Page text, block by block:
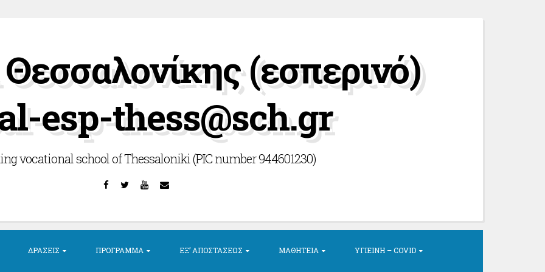
(εσπερινό)
esp-thess@sch.gr
vocational school of Thessaloniki (PIC number 944601230)
Facebook
Twitter YouTube
ΔΡΆΣΕΙΣ ΠΡΌΓΡΑΜΜΑ ΕΞ’ ΑΠΟΣΤΆΣΕΩΣ ΜΑΘΗΤΕΊΑ ΥΓΙΕΙΝΉ – COVID